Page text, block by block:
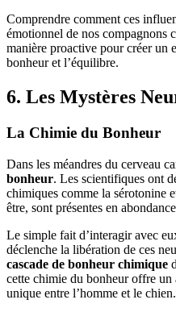
Comprendre comment ces
émotionnel de nos compagnons
manière proactive pour créer un
bonheur et l’équilibre.
6. Les Mystères
La Chimie du Bonheur
Dans les méandres du cerveau
bonheur. Les scientifiques ont
chimiques comme la sérotonine
être, sont présentes en
Le simple fait d’interagir avec
déclenche la libération de ces
cascade de bonheur chimique
cette chimie du bonheur offre un
unique entre l’homme et le chien.